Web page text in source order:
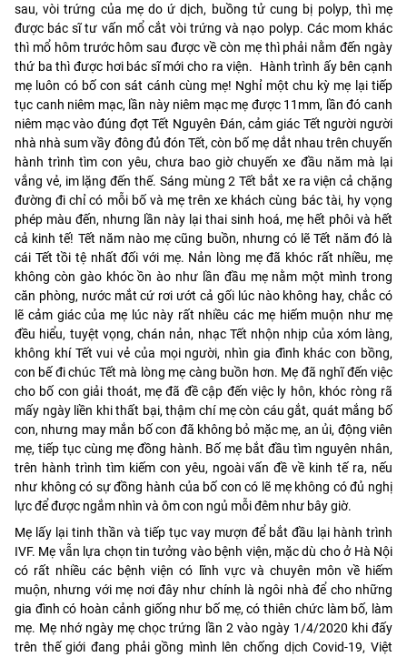
sau, vòi trứng của mẹ do ứ dịch, buồng tử cung bị polyp, thì mẹ
được bác sĩ tư vấn mổ cắt vòi trứng và nạo polyp. Các mom khác
thì mổ hôm trước hôm sau được về còn mẹ thì phải nằm đến ngày
thứ ba thì được hơi bác sĩ mới cho ra viện. Hành trình ấy bên cạnh
mẹ luôn có bố con sát cánh cùng mẹ! Nghỉ một chu kỳ mẹ lại tiếp
tục canh niêm mạc, lần này niêm mạc mẹ được 11mm, lần đó canh
niêm mạc vào đúng đợt Tết Nguyên Đán, cảm giác Tết người người
nhà nhà sum vầy đông đủ đón Tết, còn bố mẹ dắt nhau trên chuyến
hành trình tìm con yêu, chưa bao giờ chuyến xe đầu năm mà lại
vắng vẻ, im lặng đến thế. Sáng mùng 2 Tết bắt xe ra viện cả chặng
đường đi chỉ có mỗi bố và mẹ trên xe khách cùng bác tài, hy vọng
phép màu đến, nhưng lần này lại thai sinh hoá, mẹ hết phôi và hết
cả kinh tế! Tết năm nào mẹ cũng buồn, nhưng có lẽ Tết năm đó là
cái Tết tồi tệ nhất đối với mẹ. Nản lòng mẹ đã khóc rất nhiều, mẹ
không còn gào khóc ồn ào như lần đầu mẹ nằm một mình trong
căn phòng, nước mắt cứ rơi ướt cả gối lúc nào không hay, chắc có
lẽ cảm giác của mẹ lúc này rất nhiều các mẹ hiếm muộn như mẹ
đều hiểu, tuyệt vọng, chán nản, nhạc Tết nhộn nhịp của xóm làng,
không khí Tết vui vẻ của mọi người, nhìn gia đình khác con bồng,
con bế đi chúc Tết mà lòng mẹ càng buồn hơn. Mẹ đã nghĩ đến việc
cho bố con giải thoát, mẹ đã đề cập đến việc ly hôn, khóc ròng rã
mấy ngày liền khi thất bại, thậm chí mẹ còn cáu gắt, quát mắng bố
con, nhưng may mắn bố con đã không bỏ mặc mẹ, an ủi, động viên
mẹ, tiếp tục cùng mẹ đồng hành. Bố mẹ bắt đầu tìm nguyên nhân,
trên hành trình tìm kiếm con yêu, ngoài vấn đề về kinh tế ra, nếu
như không có sự đồng hành của bố con có lẽ mẹ không có đủ nghị
lực để được ngắm nhìn và ôm con ngủ mỗi đêm như bây giờ.
Mẹ lấy lại tinh thần và tiếp tục vay mượn để bắt đầu lại hành trình
IVF. Mẹ vẫn lựa chọn tin tưởng vào bệnh viện, mặc dù cho ở Hà Nội
có rất nhiều các bệnh viện có lĩnh vực và chuyên môn về hiếm
muộn, nhưng với mẹ nơi đây như chính là ngôi nhà để cho những
gia đình có hoàn cảnh giống như bố mẹ, có thiên chức làm bố, làm
mẹ. Mẹ nhớ ngày mẹ chọc trứng lần 2 vào ngày 1/4/2020 khi đấy
trên thế giới đang phải gồng mình lên chống dịch Covid-19, Việt